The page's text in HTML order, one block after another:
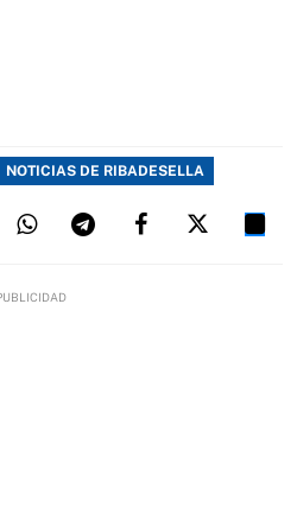
NOTICIAS DE RIBADESELLA